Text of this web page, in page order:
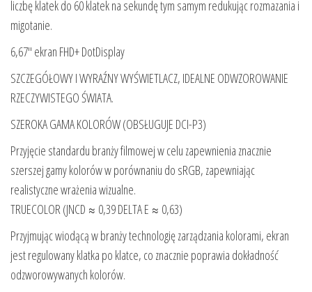
liczbę klatek do 60 klatek na sekundę tym samym redukując rozmazania i
migotanie.
6,67″ ekran FHD+ DotDisplay
SZCZEGÓŁOWY I WYRAŹNY WYŚWIETLACZ, IDEALNE ODWZOROWANIE
RZECZYWISTEGO ŚWIATA.
SZEROKA GAMA KOLORÓW (OBSŁUGUJE DCI-P3)
Przyjęcie standardu branży filmowej w celu zapewnienia znacznie
szerszej gamy kolorów w porównaniu do sRGB, zapewniając
realistyczne wrażenia wizualne.
TRUECOLOR (JNCD ≈ 0,39 DELTA E ≈ 0,63)
Przyjmując wiodącą w branży technologię zarządzania kolorami, ekran
jest regulowany klatka po klatce, co znacznie poprawia dokładność
odzworowywanych kolorów.